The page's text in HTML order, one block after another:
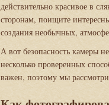
действительно красивое в
сторонам, поищите
создания необычных,
А вот безопасность камеры
несколько проверенных
важен, поэтому мы